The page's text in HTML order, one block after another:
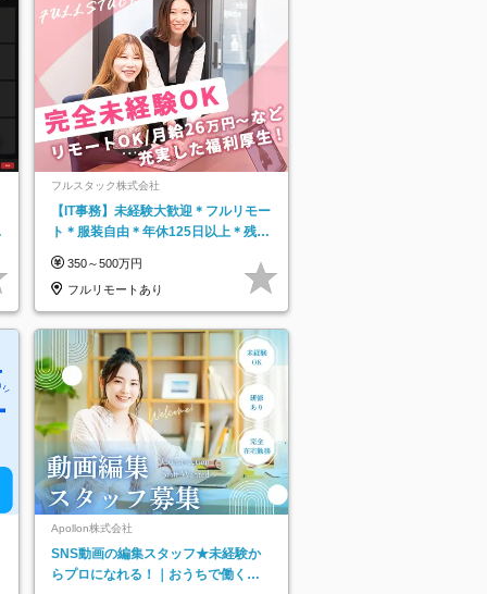
フルスタック株式会社
【IT事務】未経験大歓迎＊フルリモー
ト＊服装自由＊年休125日以上＊残業
350～500万円
フルリモートあり
Apollon株式会社
SNS動画の編集スタッフ★未経験か
らプロになれる！｜おうちで働くフ